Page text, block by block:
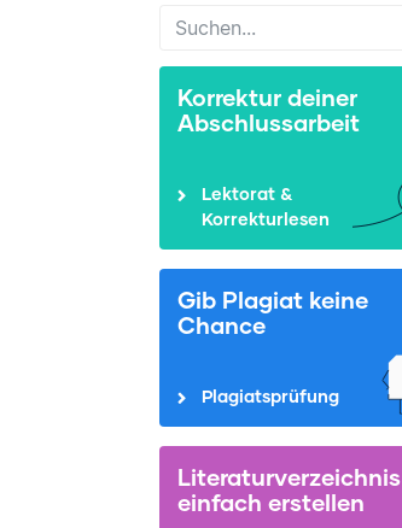
Korrektur deiner
Abschlussarbeit
Lektorat &
Korrekturlesen
Gib Plagiat keine
Chance
Plagiatsprüfung
Literaturverzeichnis
einfach erstellen